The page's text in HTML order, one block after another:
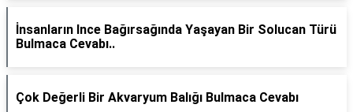
İnsanların Ince Bağırsağında Yaşayan Bir Solucan Türü
Bulmaca Cevabı..
Çok Değerli Bir Akvaryum Balığı Bulmaca Cevabı